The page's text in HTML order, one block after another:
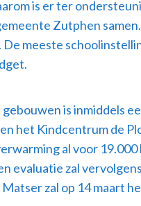
is er ter
Zutphen
meeste
is inmiddels
het Kindcentrum de
al voor
evaluatie zal
zal op 14 maart